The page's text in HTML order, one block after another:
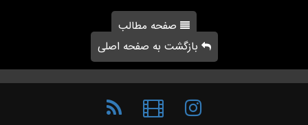
صفحه مطالب
بازگشت به صفحه اصلی